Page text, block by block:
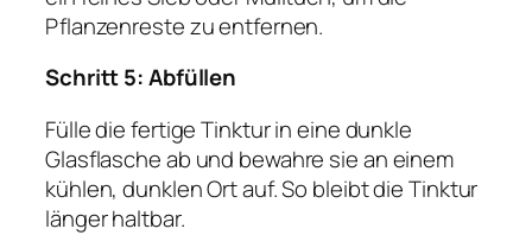
Pflanzenreste zu entfernen.
Schritt 5: Abfüllen
Fülle die fertige Tinktur in eine dunkle
Glasflasche ab und bewahre sie an einem
kühlen, dunklen Ort auf. So bleibt die Tinktur
länger haltbar.